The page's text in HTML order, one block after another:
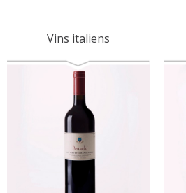
Vins italiens